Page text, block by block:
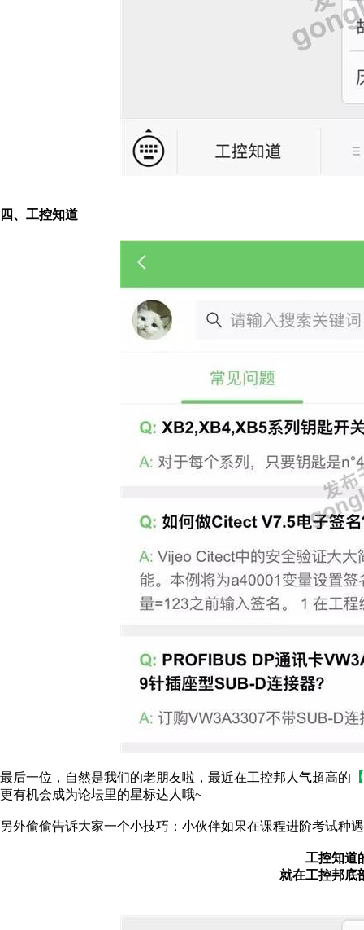
四、工控知道
最后一位，自然是我们的老朋友啦，最近在工控邦人气超高的
更有机会成为论坛里的星标达人哦~
另外偷偷告诉大家一个小技巧：小伙伴如果在课程进阶考试种
工控知道
就在工控邦底